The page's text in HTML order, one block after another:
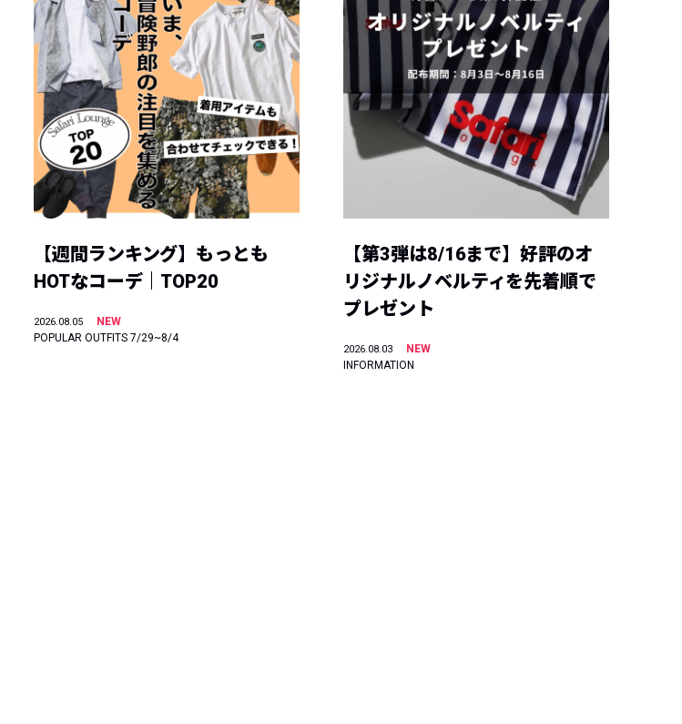
【週間ランキング】もっとも
HOTなコーデ｜TOP20
2026.08.05
NEW
POPULAR OUTFITS 7/29~8/4
【第3弾は8/16まで】好評のオ
リジナルノベルティを先着順で
プレゼント
2026.08.03
NEW
INFORMATION